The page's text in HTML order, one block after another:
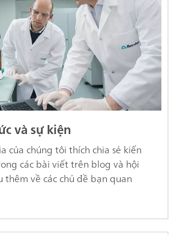
và sự kiện
của chúng tôi thích chia sẻ kiến
các bài viết trên blog và hội
thêm về các chủ đề bạn quan